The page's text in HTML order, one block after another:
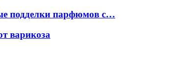
подделки парфюмов с…
варикоза